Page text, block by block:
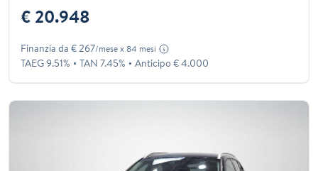
€ 20.948
Finanzia da € 267/mese x 84 mesi
TAEG 9.51% TAN 7.45% Anticipo € 4.000